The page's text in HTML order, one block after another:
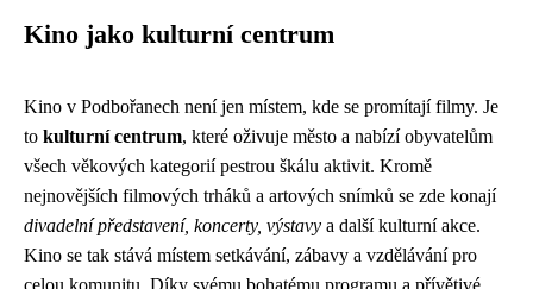
Kino jako kulturní centrum
Kino v Podbořanech není jen místem, kde se promítají filmy. Je
to kulturní centrum, které oživuje město a nabízí obyvatelům
všech věkových kategorií pestrou škálu aktivit. Kromě
nejnovějších filmových trháků a artových snímků se zde konají
divadelní představení, koncerty, výstavy a další kulturní akce.
Kino se tak stává místem setkávání, zábavy a vzdělávání pro
celou komunitu. Díky svému bohatému programu a přívětivé